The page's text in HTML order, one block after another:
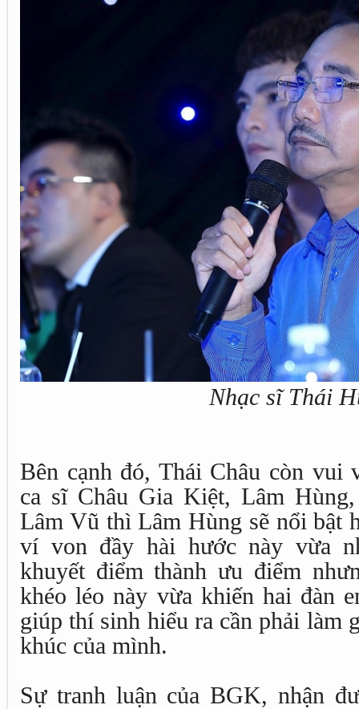
Nhạc sĩ Thái
Bên cạnh đó, Thái Châu còn vui
ca sĩ Châu Gia Kiệt, Lâm
Lâm Vũ thì Lâm Hùng sẽ nổi bật
ví von đầy hài hước này vừa
khuyết điểm thành ưu điểm
khéo léo này vừa khiến hai đàn
giúp thí sinh hiểu ra cần phải làm
khúc của mình.
Sự tranh luận của BGK, nhận